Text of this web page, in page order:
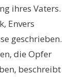
ihres Vaters.
Envers
geschrieben.
die Opfer
beschreibt